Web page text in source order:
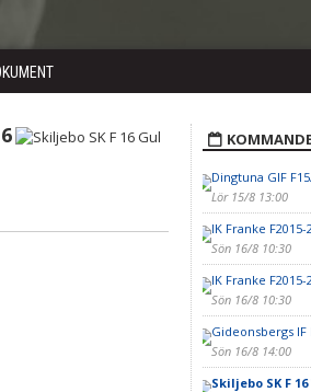
Dingtuna GIF
Lör 15/8 13:00
IK Franke F2015-
Sön 16/8 10:30
IK Franke F2015-
Sön 16/8 10:30
Gideonsbergs IF
Sön 16/8 14:00
Skiljebo SK F